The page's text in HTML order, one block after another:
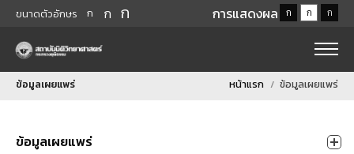
ขนาดตัวอักษร ก ก ก การแสดงผล ก ก ก
ข้อมูลเผยแพร่ หน้าแรก ข้อมูลเผยแพร่
ข้อมูลเผยแพร่